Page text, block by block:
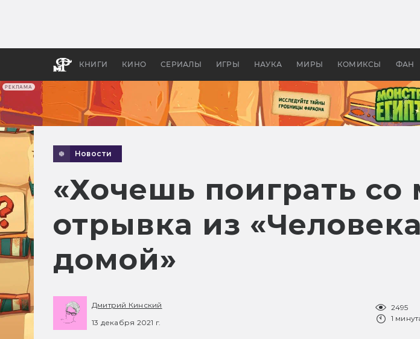
РЕКЛАМА
КНИГИ КИНО СЕРИАЛЫ ИГРЫ НАУКА МИРЫ КОМИКСЫ ФАН
апокалипсис, в России —
Новости
«Хочешь поиграть
отрывка из
домой»
Дмитрий Кинский
13 декабря 2021 г.
2495
1